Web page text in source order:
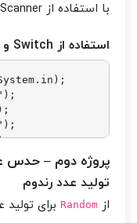
با استفاده از Scanner دو عدد و یک عملگر از کاربر می‌گیریم.
استفاده از Switch و Scanner
پروژه دوم – حدس
تولید عدد رندوم
از Random برای تولید عدد بین ۱ تا